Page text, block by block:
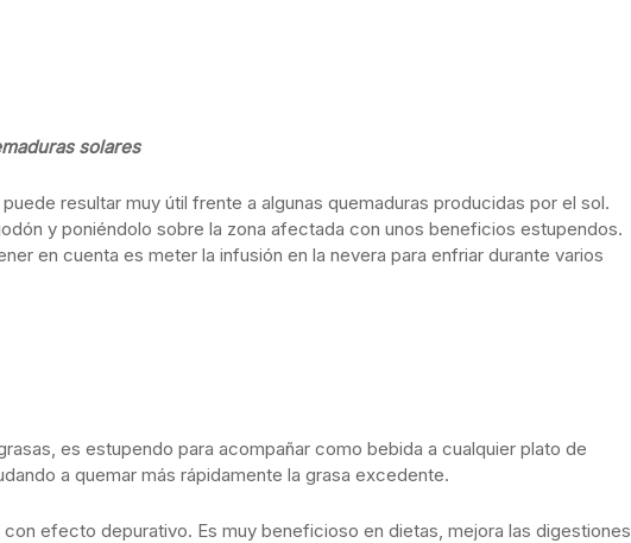
solares
resultar muy útil frente a algunas quemaduras producidas por el sol.
y poniéndolo sobre la zona afectada con unos beneficios estupendos.
en cuenta es meter la infusión en la nevera para enfriar durante varios
es estupendo para acompañar como bebida a cualquier plato de
a quemar más rápidamente la grasa excedente.
con efecto depurativo. Es muy beneficioso en dietas, mejora las digestiones